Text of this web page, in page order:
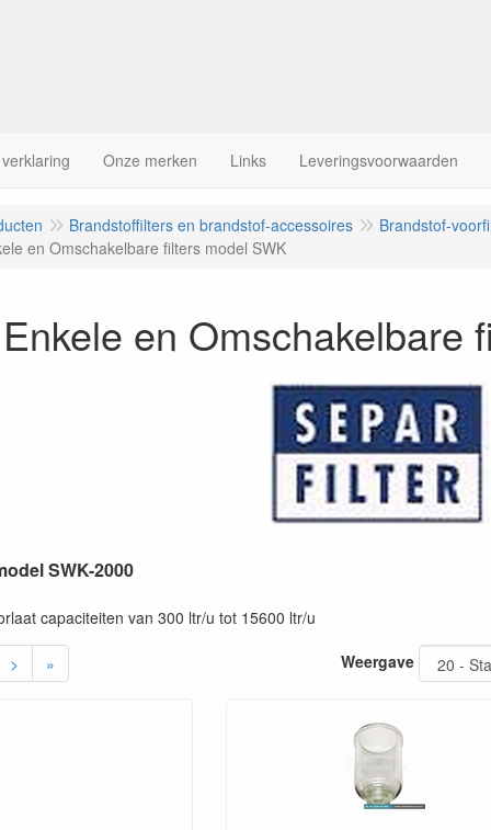
Onze merken Links Leveringsvoorwaarden
Brandstoffilters en brandstof-accessoires
Brandstof-
en Omschakelbare filters model SWK
en Omschakelbare
SWK-2000
capaciteiten van 300 ltr/u tot 15600 ltr/u
> » Weergave